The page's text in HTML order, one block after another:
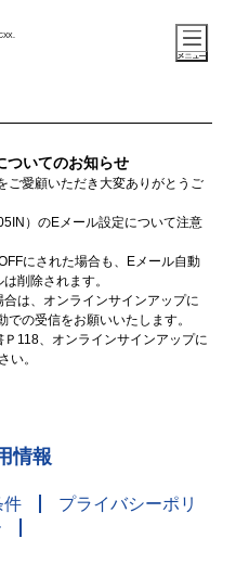
ついてのお知らせ
ご愛顧いただき大変ありがとうご
）のEメール設定について注意
にされた場合も、Eメール自動
削除されます。
は、オンラインサインアップに
の受信をお願いいたします。
118、オンラインサインアップに
い。
情報
件
プライバシーポリ